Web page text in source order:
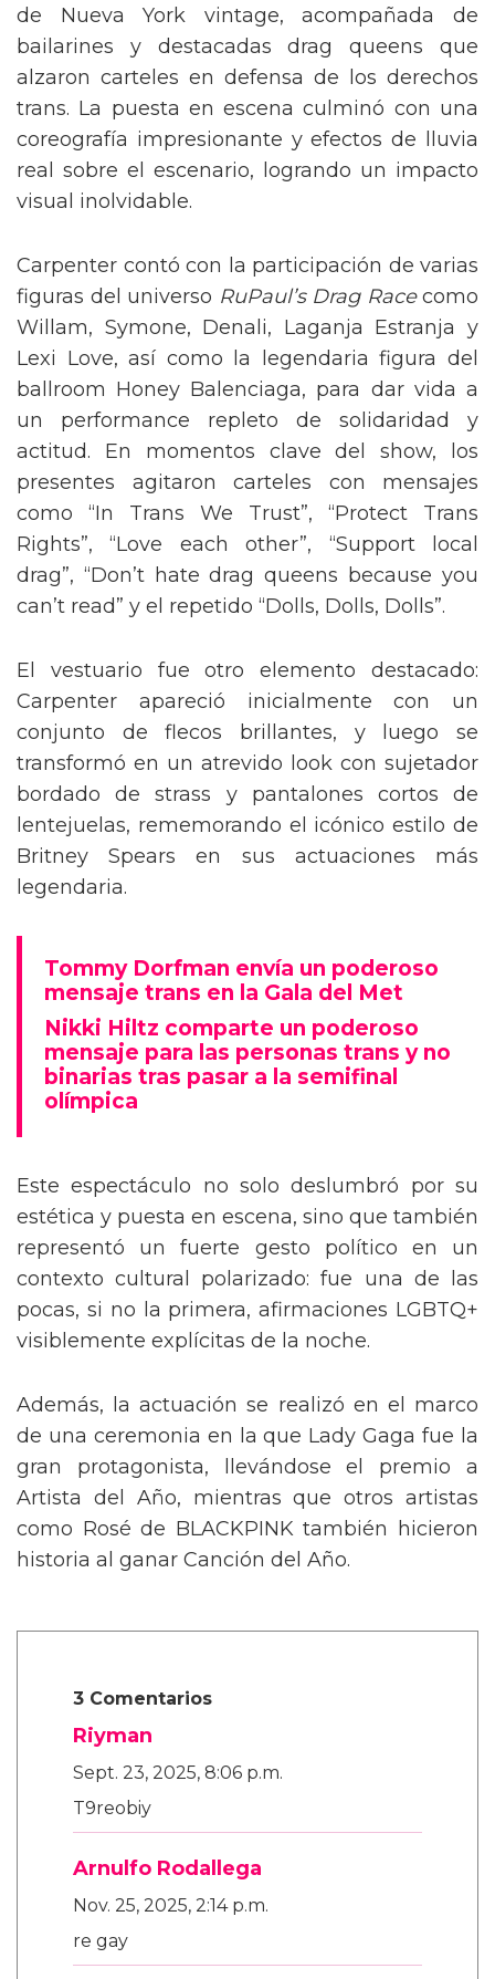
de Nueva York vintage, acompañada de
bailarines y destacadas drag queens que
alzaron carteles en defensa de los derechos
trans. La puesta en escena culminó con una
coreografía impresionante y efectos de lluvia
real sobre el escenario, logrando un impacto
visual inolvidable.
Carpenter contó con la participación de varias
figuras del universo RuPaul’s Drag Racecomo
Willam, Symone, Denali, Laganja Estranja y
Lexi Love, así como la legendaria figura del
ballroom Honey Balenciaga, para dar vida a
un performance repleto de solidaridad y
actitud. En momentos clave del show, los
presentes agitaron carteles con mensajes
como “In Trans We Trust”, “Protect Trans
Rights”, “Love each other”, “Support local
drag”, “Don’t hate drag queens because you
can’t read” y el repetido “Dolls, Dolls, Dolls”.
El vestuario fue otro elemento destacado:
Carpenter apareció inicialmente con un
conjunto de flecos brillantes, y luego se
transformó en un atrevido look con sujetador
bordado de strass y pantalones cortos de
lentejuelas, rememorando el icónico estilo de
Britney Spears en sus actuaciones más
legendaria.
Tommy Dorfman envía un poderoso
mensaje trans en la Gala del Met
Nikki Hiltz comparte un poderoso
mensaje para las personas trans y no
binarias tras pasar a la semifinal
olímpica
Este espectáculo no solo deslumbró por su
estética y puesta en escena, sino que también
representó un fuerte gesto político en un
contexto cultural polarizado: fue una de las
pocas, si no la primera, afirmaciones LGBTQ+
visiblemente explícitas de la noche.
Además, la actuación se realizó en el marco
de una ceremonia en la que Lady Gaga fue la
gran protagonista, llevándose el premio a
Artista del Año, mientras que otros artistas
como Rosé de BLACKPINK también hicieron
historia al ganar Canción del Año.
3 Comentarios
Riyman
Sept. 23, 2025, 8:06 p.m.
T9reobiy
Arnulfo Rodallega
Nov. 25, 2025, 2:14 p.m.
re gay